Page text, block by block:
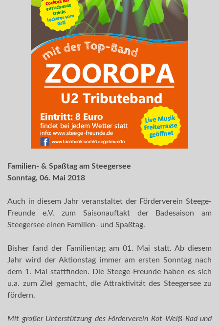
Familien- & Spaßtag am Steegersee
Sonntag, 06. Mai 2018
Auch in diesem Jahr veranstaltet der Förderverein Steege-
Freunde e.V. zum Saisonauftakt der Badesaison am
Steegersee einen Familien- und Spaßtag.
Bisher fand der Familientag am 01. Mai statt. Ab diesem
Jahr wird der Aktionstag immer am ersten Sonntag nach
dem 1. Mai stattfinden. Die Steege-Freunde haben es sich
u.a. zum Ziel gemacht, die Attraktivität des Steegersee zu
fördern.
Mit großer Unterstützung des Förderverein Rot-Weiß-Rad und